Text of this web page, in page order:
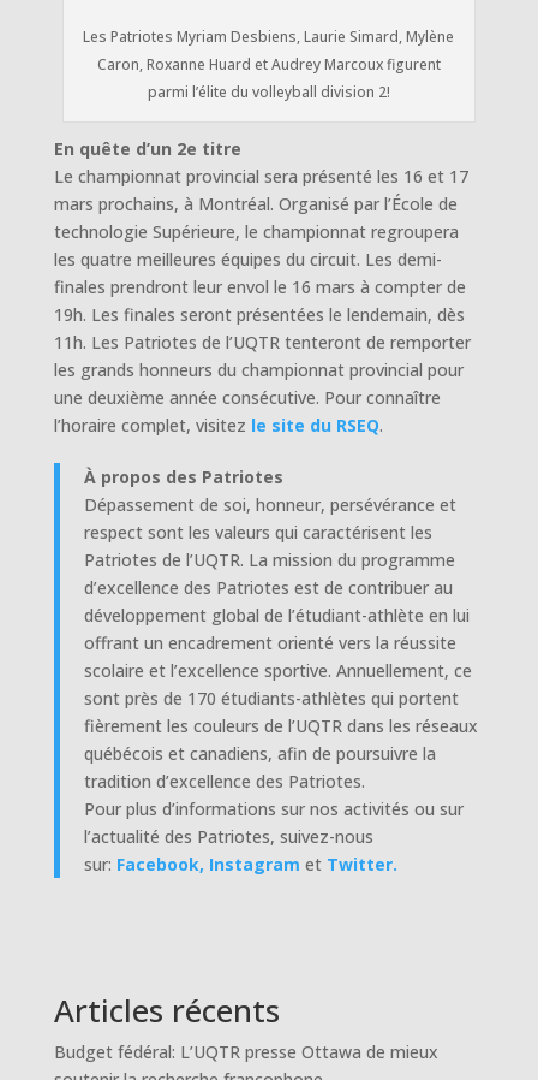
Les Patriotes Myriam Desbiens, Laurie Simard, Mylène
Caron, Roxanne Huard et Audrey Marcoux figurent
parmi l’élite du volleyball division 2!
En quête d’un 2e titre
Le championnat provincial sera présenté les 16 et 17
mars prochains, à Montréal. Organisé par l’École de
technologie Supérieure, le championnat regroupera
les quatre meilleures équipes du circuit. Les demi-
finales prendront leur envol le 16 mars à compter de
19h. Les finales seront présentées le lendemain, dès
11h. Les Patriotes de l’UQTR tenteront de remporter
les grands honneurs du championnat provincial pour
une deuxième année consécutive. Pour connaître
l’horaire complet, visitez le site du RSEQ.
À propos des Patriotes
Dépassement de soi, honneur, persévérance et
respect sont les valeurs qui caractérisent les
Patriotes de l’UQTR. La mission du programme
d’excellence des Patriotes est de contribuer au
développement global de l’étudiant-athlète en lui
offrant un encadrement orienté vers la réussite
scolaire et l’excellence sportive. Annuellement, ce
sont près de 170 étudiants-athlètes qui portent
fièrement les couleurs de l’UQTR dans les réseaux
québécois et canadiens, afin de poursuivre la
tradition d’excellence des Patriotes.
Pour plus d’informations sur nos activités ou sur
l’actualité des Patriotes, suivez-nous
sur: Facebook, Instagram et Twitter.
Articles récents
Budget fédéral: L’UQTR presse Ottawa de mieux